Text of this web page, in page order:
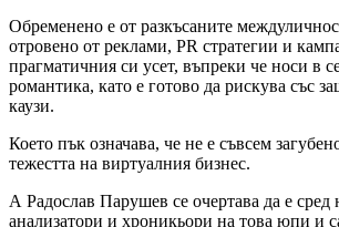
Обременено е от разкъсаните
отровено от реклами, PR стратегии и
прагматичния си усет, въпреки че носи в
романтика, като е готово да рискува със
каузи.
Което пък означава, че не е съвсем
тежестта на виртуалния бизнес.
А Радослав Парушев се очертава да е сред
анализатори и хроникьори на това юпи и